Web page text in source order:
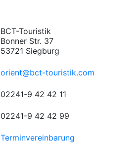
BCT-Touristik
Bonner Str. 37
53721 Siegburg
orient@bct-touristik.com
02241-9 42 42 11
02241-9 42 42 99
Terminvereinbarung